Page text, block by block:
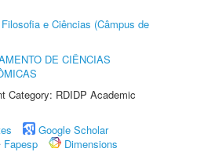
e Ciências (Câmpus de
DE CIÊNCIAS
Category: RDIDP Academic
Google Scholar
Fapesp
Dimensions